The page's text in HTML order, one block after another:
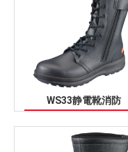
WS33静電靴消防